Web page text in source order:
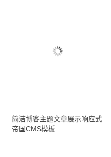
简洁博客主题文章展示响应式
帝国CMS模板